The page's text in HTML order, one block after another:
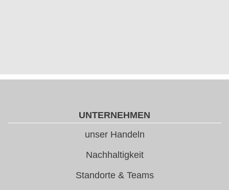
UNTERNEHMEN
unser Handeln
Nachhaltigkeit
Standorte & Teams